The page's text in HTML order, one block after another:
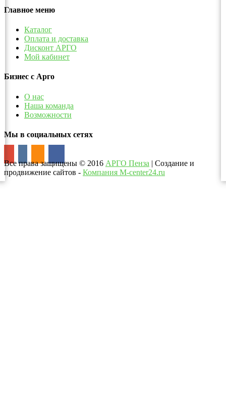
Главное меню
Каталог
Оплата и доставка
Дисконт АРГО
Мой кабинет
Бизнес с Арго
О нас
Наша команда
Возможности
Мы в социальных сетях
Все права защищены © 2016 АРГО Пенза | Создание и
продвижение сайтов - Компания M-center24.ru